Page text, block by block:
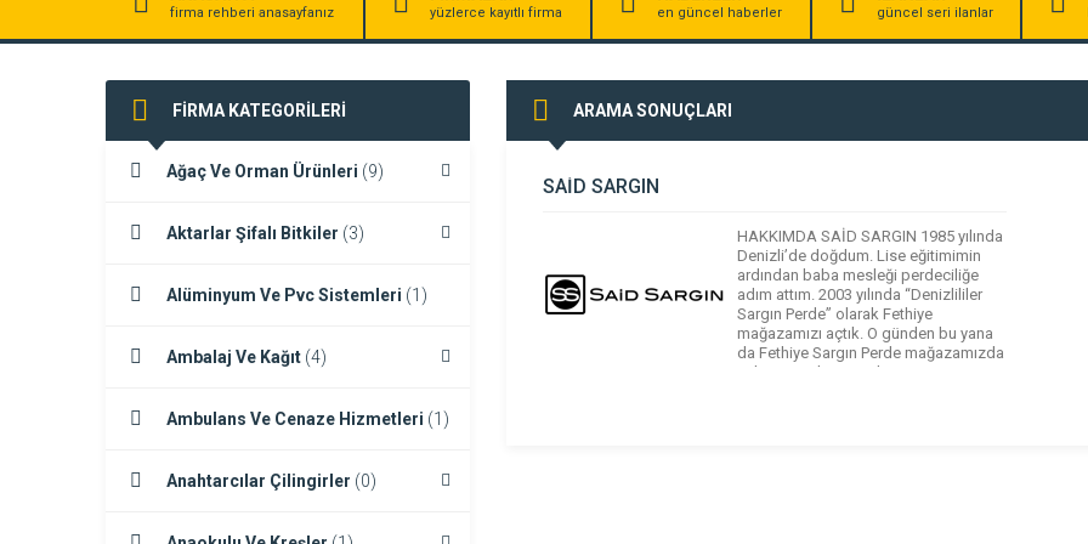
firma rehberi anasayfanız yüzlerce kayıtlı firma en güncel haberler güncel seri ilanlar
FİRMA KATEGORİLERİ
Ağaç Ve Orman Ürünleri (9)
Aktarlar Şifalı Bitkiler (3)
Alüminyum Ve Pvc Sistemleri (1)
Ambalaj Ve Kağıt (4)
Ambulans Ve Cenaze Hizmetleri (1)
Anahtarcılar Çilingirler (0)
ARAMA SONUÇLARI
SAİD SARGIN
HAKKIMDA SAİD SARGIN 1985 yılında
Denizli’de doğdum. Lise eğitimimin
ardından baba mesleği perdeciliğe
adım attım. 2003 yılında “Denizlililer
Sargın Perde” olarak Fethiye
mağazamızı açtık. O günden bu yana
da Fethiye Sargın Perde mağazamızda
çalışmaya devam ediyorum.